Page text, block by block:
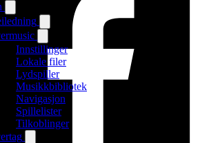
Innstillinger
Lokale filer
Lydspiller
Musikkbibliotek
Navigasjon
Spillelister
Tilkoblinger